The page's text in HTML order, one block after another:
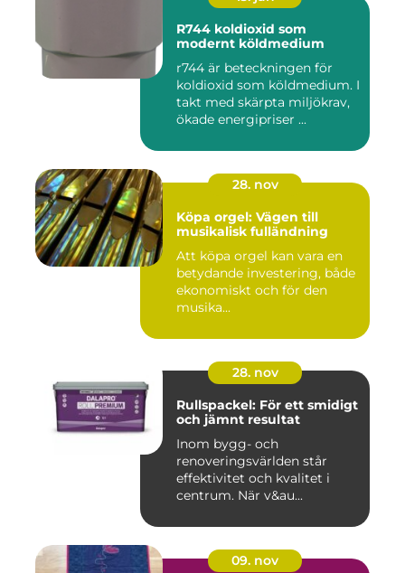
R744 koldioxid som
modernt köldmedium
r744 är beteckningen för
koldioxid som köldmedium. I
takt med skärpta miljökrav,
ökade energipriser ...
28. nov
Köpa orgel: Vägen till
musikalisk fulländning
Att köpa orgel kan vara en
betydande investering, både
ekonomiskt och för den
musika...
28. nov
Rullspackel: För ett smidigt
och jämnt resultat
Inom bygg- och
renoveringsvärlden står
effektivitet och kvalitet i
centrum. När v&au...
09. nov